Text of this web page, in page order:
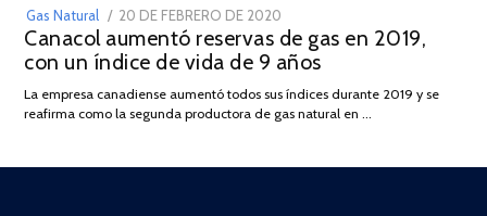
Gas Natural
POSTED
ON
20 DE FEBRERO DE 2020
DE
JULIO
2025
Canacol aumentó reservas de gas en 2019,
con un índice de vida de 9 años
La empresa canadiense aumentó todos sus índices durante 2019 y se
reafirma como la segunda productora de gas natural en …